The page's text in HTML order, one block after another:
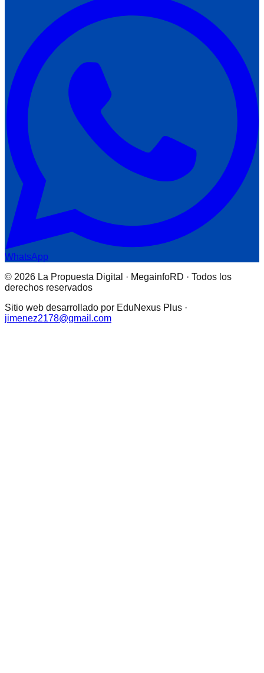
WhatsApp
© 2026 La Propuesta Digital · MegainfoRD · Todos los
derechos reservados
Sitio web desarrollado por EduNexus Plus ·
jimenez2178@gmail.com